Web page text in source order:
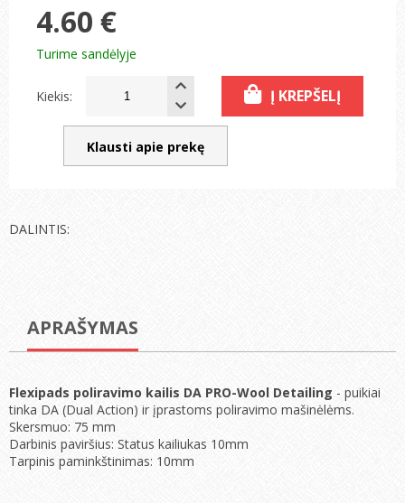
4.60 €
Turime sandėlyje
Kiekis: Į KREPŠELĮ
Klausti apie prekę
DALINTIS:
APRAŠYMAS
Flexipads poliravimo kailis DA PRO-Wool Detailing - puikiai
tinka DA (Dual Action) ir įprastoms poliravimo mašinėlėms.
Skersmuo: 75 mm
Darbinis paviršius: Status kailiukas 10mm
Tarpinis paminkštinimas: 10mm